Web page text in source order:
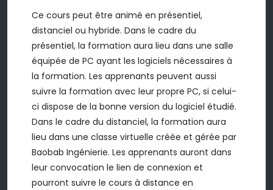
Ce cours peut être animé en présentiel,
distanciel ou hybride. Dans le cadre du
présentiel, la formation aura lieu dans une salle
équipée de PC ayant les logiciels nécessaires à
la formation. Les apprenants peuvent aussi
suivre la formation avec leur propre PC, si celui-
ci dispose de la bonne version du logiciel étudié.
Dans le cadre du distanciel, la formation aura
lieu dans une classe virtuelle créée et gérée par
Baobab Ingénierie. Les apprenants auront dans
leur convocation le lien de connexion et
pourront suivre le cours à distance en